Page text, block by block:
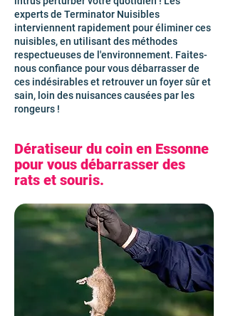
experts de Terminator Nuisibles
interviennent rapidement pour éliminer ces
nuisibles, en utilisant des méthodes
respectueuses de l'environnement. Faites-
nous confiance pour vous débarrasser de
ces indésirables et retrouver un foyer sûr et
sain, loin des nuisances causées par les
rongeurs !
Dératiseur du coin en Essonne
pour vous débarrasser des
rats et souris.